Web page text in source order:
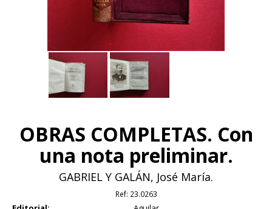
OBRAS COMPLETAS. Con
una nota preliminar.
GABRIEL Y GALÁN, José María.
Ref: 23.0263